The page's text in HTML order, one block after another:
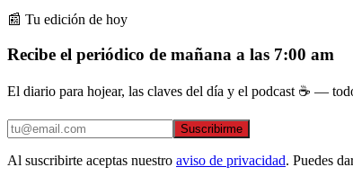
📰 Tu edición de hoy
Recibe el periódico de mañana a las 7:00 am
El diario para hojear, las claves del día y el podcast ☕ —
Suscribirme
Al suscribirte aceptas nuestro aviso de privacidad. Puedes